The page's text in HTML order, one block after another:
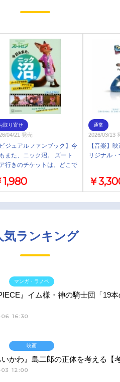
取り寄せ
04/21 発売
ジュアルファンブック】今
また、ニック沼。 ズート
行きのチケットは、どこで
1,980
通常
2026/03/13
【音楽】
リジナル
￥
気ランキング
』イム様・神の騎士団「19
16:30
マンガ・ラノベ
かわ』島二郎の正体を考える【
12:00
映画